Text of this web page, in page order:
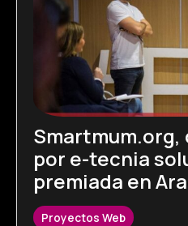
por e-tecnia
premiada en
Proyectos Web